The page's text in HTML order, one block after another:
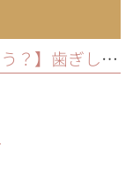
【無意識のうちに歯を壊してしまう？】歯ぎしり・食いしばりの原因と放置するリスクと予防方法